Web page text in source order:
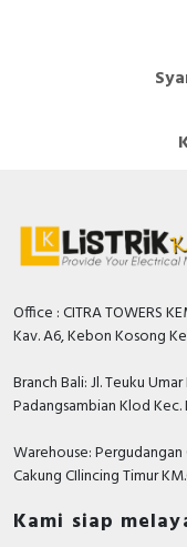
Perangkat
Produk ramah
berdaya
seperti CFC
Office : CITRA TOWERS
Kav. A6, Kebon Kosong
Branch Bali: Jl. Teuku
Padangsambian Klod
Warehouse:
Cakung CIlincing Timur
Kami siap